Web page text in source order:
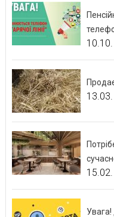
10.10.
13.03.
15.02.
Увага!